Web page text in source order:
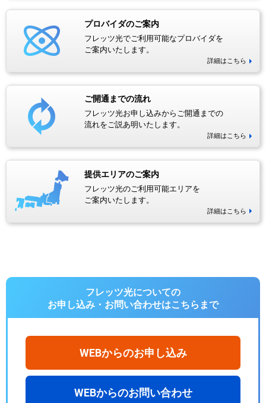
プロバイダのご案内
フレッツ光でご利用可能なプロバイダを
ご案内いたします。
詳細はこちら
ご開通までの流れ
フレッツ光お申し込みからご開通までの
流れをご説あ明いたします。
詳細はこちら
提供エリアのご案内
フレッツ光のご利用可能エリアを
ご案内いたします。
詳細はこちら
フレッツ光についての
お申し込み・お問い合わせはこちらまで
WEBからのお申し込み
WEBからのお問い合わせ